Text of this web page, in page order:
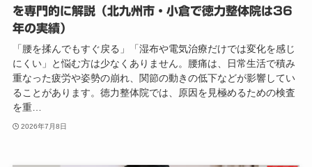
を専門的に解説（北九州市・小倉で徳力整体院は36
年の実績）
「腰を揉んでもすぐ戻る」「湿布や電気治療だけでは変化を感じ
にくい」と悩む方は少なくありません。腰痛は、日常生活で積み
重なった疲労や姿勢の崩れ、関節の動きの低下などが影響してい
ることがあります。徳力整体院では、原因を見極めるための検査
を重…
2026年7月8日